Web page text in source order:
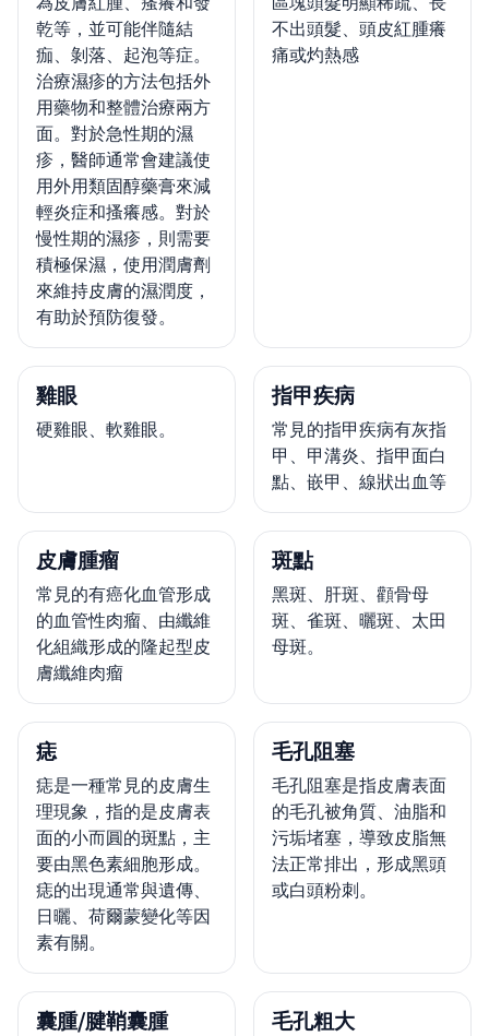
乾等，並可能伴隨結
痂、剝落、起泡等症。
治療濕疹的方法包括外
用藥物和整體治療兩方
面。對於急性期的濕
疹，醫師通常會建議使
用外用類固醇藥膏來減
輕炎症和搔癢感。對於
慢性期的濕疹，則需要
積極保濕，使用潤膚劑
來維持皮膚的濕潤度，
有助於預防復發。
不出頭髮、頭皮紅腫癢
痛或灼熱感
雞眼
硬雞眼、軟雞眼。
指甲疾病
常見的指甲疾病有灰指
甲、甲溝炎、指甲面白
點、嵌甲、線狀出血等
皮膚腫瘤
常見的有癌化血管形成
的血管性肉瘤、由纖維
化組織形成的隆起型皮
膚纖維肉瘤
斑點
黑斑、肝斑、顴骨母
斑、雀斑、曬斑、太田
母斑。
痣
痣是一種常見的皮膚生
理現象，指的是皮膚表
面的小而圓的斑點，主
要由黑色素細胞形成。
痣的出現通常與遺傳、
日曬、荷爾蒙變化等因
素有關。
毛孔阻塞
毛孔阻塞是指皮膚表面
的毛孔被角質、油脂和
污垢堵塞，導致皮脂無
法正常排出，形成黑頭
或白頭粉刺。
囊腫/腱鞘囊腫 毛孔粗大